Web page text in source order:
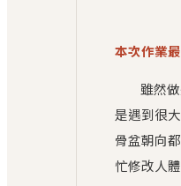
本次作業
雖然
是遇到很
骨盆朝向
忙修改人體